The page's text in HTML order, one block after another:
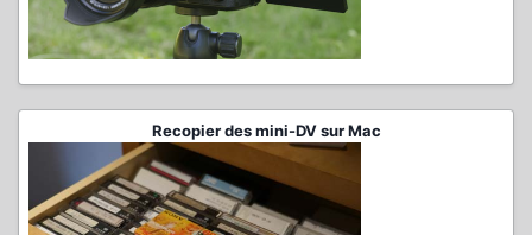
Recopier des mini-DV sur Mac